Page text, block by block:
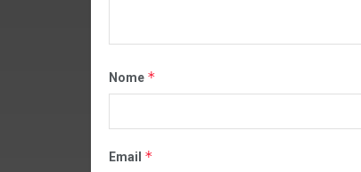
Nome *
Email *